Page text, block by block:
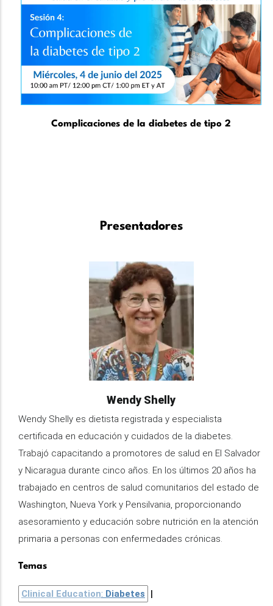
Complicaciones de la diabetes de tipo 2
Presentadores
Name
Wendy Shelly
Information
Wendy Shelly es dietista registrada y especialista
certificada en educación y cuidados de la diabetes.
Trabajó capacitando a promotores de salud en El Salvador
y Nicaragua durante cinco años. En los últimos 20 años ha
trabajado en centros de salud comunitarios del estado de
Washington, Nueva York y Pensilvania, proporcionando
asesoramiento y educación sobre nutrición en la atención
primaria a personas con enfermedades crónicas.
Temas
Clinical Education: Diabetes